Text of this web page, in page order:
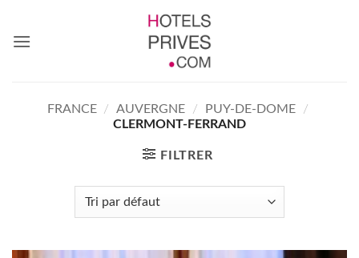
contenu
FRANCE / AUVERGNE / PUY-DE-DOME
/
CLERMONT-FERRAND
FILTRER